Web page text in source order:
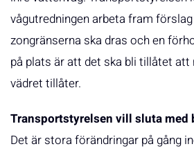
vågutredningen arbeta fram
zongränserna ska dras och en
på plats är att det ska bli tillåtet att
vädret tillåter.
Transportstyrelsen vill sluta
Det är stora förändringar på gång